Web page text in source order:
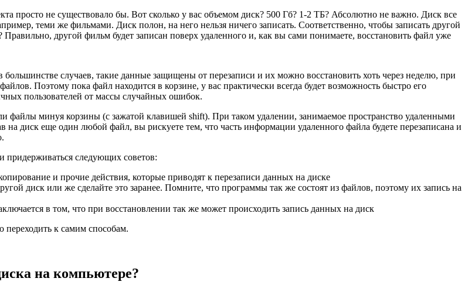
просто не существовало бы. Вот сколько у вас объемом диск? 500 Гб? 1-2 ТБ? Абсолютно не важно. Диск все
теми же фильмами. Диск полон, на него нельзя ничего записать. Соответственно, чтобы записать другой
другой фильм будет записан поверх удаленного и, как вы сами понимаете, восстановить файл уже
случаев, такие данные защищены от перезаписи и их можно восстановить хоть через неделю, при
Поэтому пока файл находится в корзине, у вас практически всегда будет возможность быстро его
пользователей от массы случайных ошибок.
файлы минуя корзины (с зажатой клавишей shift). При таком удалении, занимаемое пространство удаленными
диск еще один любой файл, вы рискуете тем, что часть информации удаленного файла будете перезаписана и
придерживаться следующих советов:
и прочие действия, которые приводят к перезаписи данных на диске
диск или же сделайте это заранее. Помните, что программы так же состоят из файлов, поэтому их запись на
в том, что при восстановлении так же может происходить запись данных на диск
переходить к самим способам.
на компьютере?